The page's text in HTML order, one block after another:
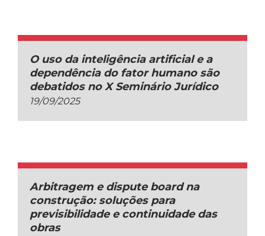
O uso da inteligência artificial e a
dependência do fator humano são
debatidos no X Seminário Jurídico
19/09/2025
Arbitragem e dispute board na
construção: soluções para
previsibilidade e continuidade das
obras